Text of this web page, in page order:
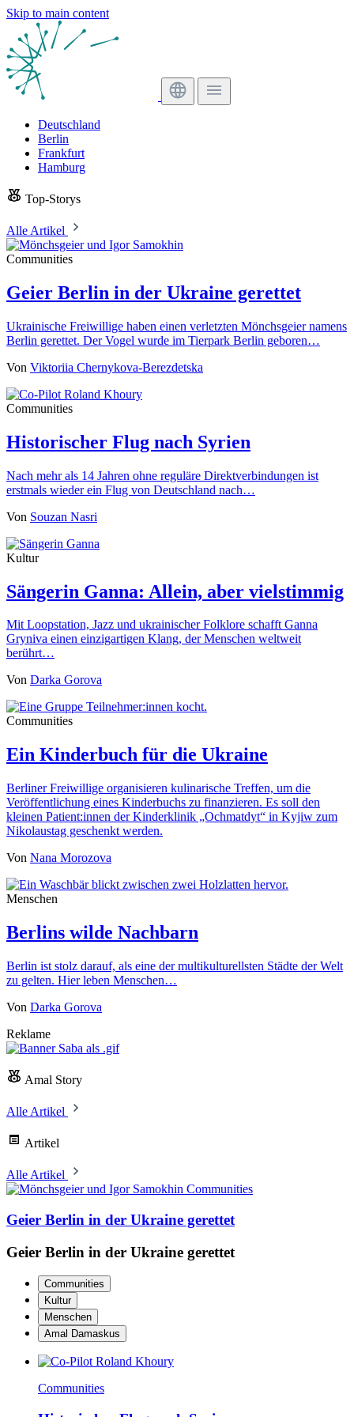
Skip to main content
Deutschland
Berlin
Frankfurt
Hamburg
Top-Storys
Alle Artikel
Communities
Geier Berlin in der Ukraine gerettet
Ukrainische Freiwillige haben einen verletzten Mönchsgeier namens
Berlin gerettet. Der Vogel wurde im Tierpark Berlin geboren…
Von Viktoriia Chernykova-Berezdetska
Communities
Historischer Flug nach Syrien
Nach mehr als 14 Jahren ohne reguläre Direktverbindungen ist
erstmals wieder ein Flug von Deutschland nach…
Von Souzan Nasri
Kultur
Sängerin Ganna: Allein, aber vielstimmig
Mit Loopstation, Jazz und ukrainischer Folklore schafft Ganna
Gryniva einen einzigartigen Klang, der Menschen weltweit
berührt…
Von Darka Gorova
Communities
Ein Kinderbuch für die Ukraine
Berliner Freiwillige organisieren kulinarische Treffen, um die
Veröffentlichung eines Kinderbuchs zu finanzieren. Es soll den
kleinen Patient:innen der Kinderklinik „Ochmatdyt“ in Kyjiw zum
Nikolaustag geschenkt werden.
Von Nana Morozova
Menschen
Berlins wilde Nachbarn
Berlin ist stolz darauf, als eine der multikulturellsten Städte der Welt
zu gelten. Hier leben Menschen…
Von Darka Gorova
Reklame
Amal Story
Alle Artikel
Artikel
Alle Artikel
Communities
Geier Berlin in der Ukraine gerettet
Geier Berlin in der Ukraine gerettet
Communities
Kultur
Menschen
Amal Damaskus
Communities